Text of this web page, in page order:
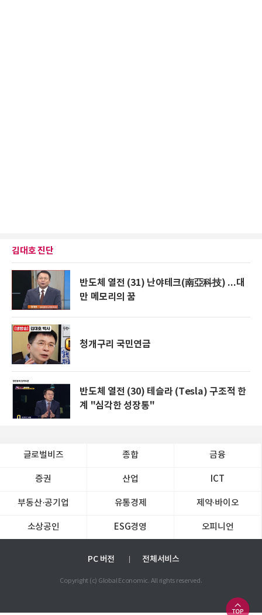
김대호 진단
반도체 열전 (31) 난야테크(南亞科技) ...대
만 메모리의 꿈
청개구리 국민연금
반도체 열전 (30) 테슬라 (Tesla) 구조적 한
계 "심각한 성장통"
글로벌비즈 종합 금융
증권 산업 ICT
부동산·공기업 유통경제 제약∙바이오
소상공인 ESG경영 오피니언
PC 버전 전체서비스
Copyright (c) Global Economic. All rights reserved.